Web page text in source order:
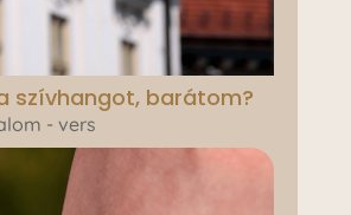
szívhangot, barátom?
- vers